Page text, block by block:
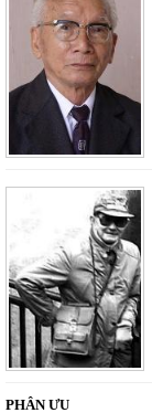
PHÂN ƯU